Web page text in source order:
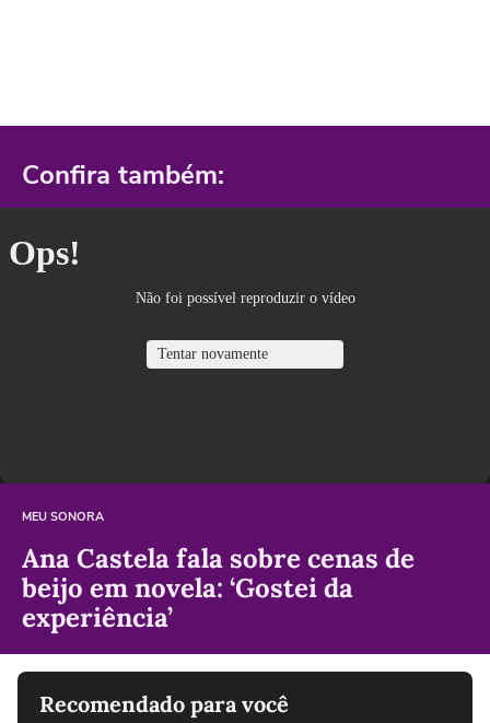
Confira também:
MEU SONORA
Ana Castela fala sobre cenas de
beijo em novela: ‘Gostei da
experiência’
Recomendado para você